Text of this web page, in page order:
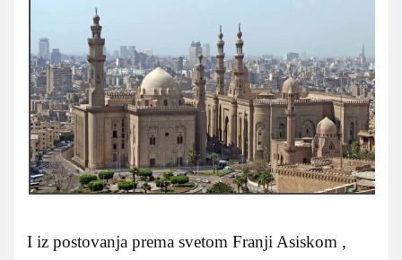
I iz postovanja prema svetom Franji Asiskom ,